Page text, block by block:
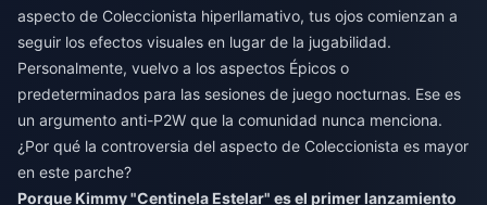
aspecto de Coleccionista hiperllamativo, tus ojos comienzan a
seguir los efectos visuales en lugar de la jugabilidad.
Personalmente, vuelvo a los aspectos Épicos o
predeterminados para las sesiones de juego nocturnas. Ese es
un argumento anti-P2W que la comunidad nunca menciona.
¿Por qué la controversia del aspecto de Coleccionista es mayor
en este parche?
Porque Kimmy "Centinela Estelar" es el primer lanzamiento